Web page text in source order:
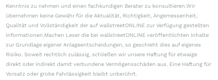
Kenntnis zu nehmen und einen fachkundigen Berater zu konsultieren.Wir
übernehmen keine Gewähr für die Aktualität, Richtigkeit, Angemessenheit,
Qualität und Vollständigkeit der auf wallstreetONLINE zur Verfügung gestellten
Informationen.Machen Leser die bei wallstreetONLINE veröffentlichten Inhalte
zur Grundlage eigener Anlageentscheidungen, so geschieht dies auf eigenes
Risiko. Soweit rechtlich zulässig, schließen wir unsere Haftung für etwaige
direkt oder indirekt damit verbundene Vermögensschäden aus. Eine Haftung für
Vorsatz oder grobe Fahrlässigkeit bleibt unberührt.